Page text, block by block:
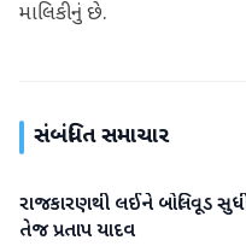
માલિકીનું છે.
સંબંધિત સમાચાર
રાષ્ટ્રીય
રાજકારણથી લઈને બોલિવૂડ
તેજ પ્રતાપ યાદવ